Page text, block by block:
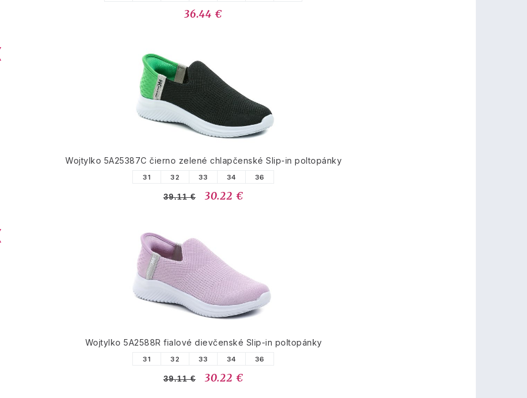
36.44 €
Wojtylko 5A25387C čierno zelené chlapčenské Slip-in poltopánky
31 32 33 34 36
39.11 € 30.22 €
Wojtylko 5A2588R fialové dievčenské Slip-in poltopánky
31 32 33 34 36
39.11 € 30.22 €